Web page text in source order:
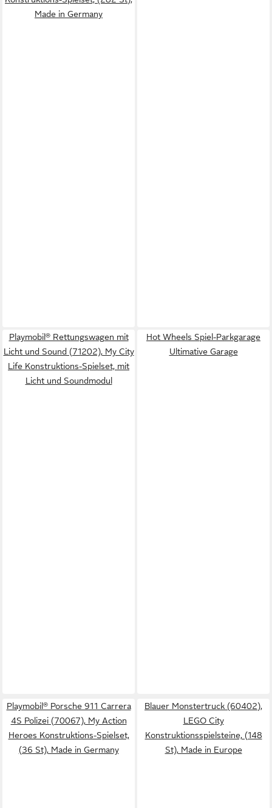
Made in Germany
Playmobil® Rettungswagen mit
Licht und Sound (71202), My City
Life Konstruktions-Spielset, mit
Licht und Soundmodul
Hot Wheels Spiel-Parkgarage
Ultimative Garage
Playmobil® Porsche 911 Carrera
4S Polizei (70067), My Action
Heroes Konstruktions-Spielset,
(36 St), Made in Germany
Blauer Monstertruck (60402),
LEGO City
Konstruktionsspielsteine, (148
St), Made in Europe